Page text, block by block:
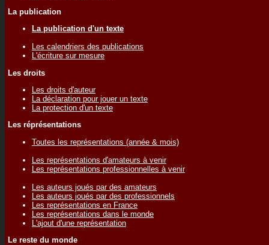
La publication
La publication d'un texte
Les calendriers des publications
L'écriture sur mesure
Les droits
Les droits d'auteur
La déclaration pour jouer un texte
La protection d'un texte
Les réprésentations
Toutes les représentations (année & mois)
Les représentations d'amateurs à venir
Les représentations professionnelles à venir
Les auteurs joués par des amateurs
Les auteurs joués par des professionnels
Les représentations en France
Les représentations dans le monde
L'ajout d'une représentation
Le reste du monde